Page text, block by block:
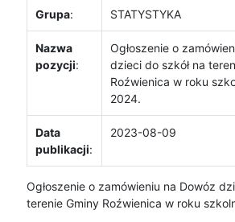
Grupa: STATYSTYKA
Nazwa
pozycji:
Ogłoszenie o
dzieci do szkół na
Roźwienica w roku
2024.
Data
publikacji:
2023-08-09
Ogłoszenie o zamówieniu na Dowóz
terenie Gminy Roźwienica w roku